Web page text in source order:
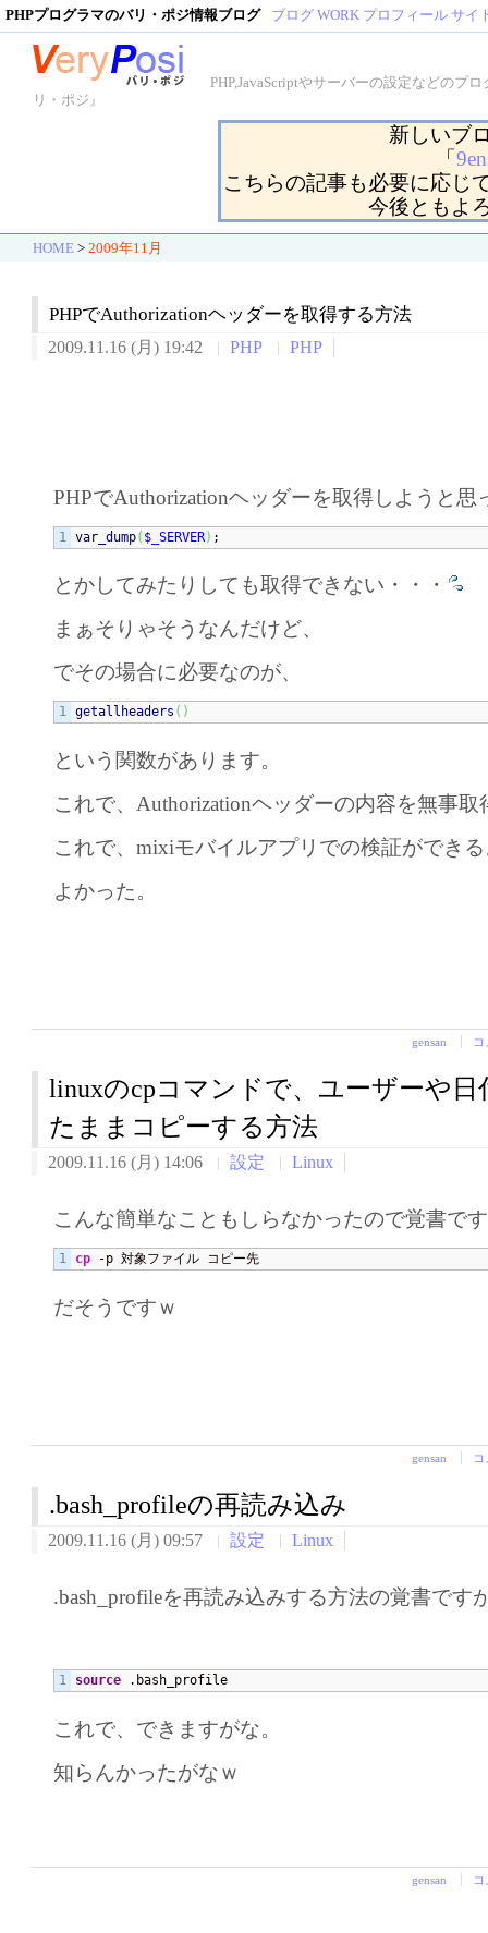
PHPプログラマのバリ・ポジ情報ブログ ブログ WORK プロフィール サイ
PHP,JavaScriptやサーバーの設定などのプ
リ・ポジ』
新しいブ
「
こちらの記事も必要に応じ
今後ともよ
HOME > 2009年11月
PHPでAuthorizationヘッダーを取得する方法
2009.11.16 (月) 19:42 PHP PHP
PHPでAuthorizationヘッダーを取得しようと思
var_dump( $_SERVER) ;
とかしてみたりしても取得できない・・・
まぁそりゃそうなんだけど、
でその場合に必要なのが、
getallheaders ( )
という関数があります。
これで、Authorizationヘッダーの内容を無事取
これで、mixiモバイルアプリでの検証ができ
よかった。
gensan
linuxのcpコマンドで、ユーザーや
たままコピーする方法
2009.11.16 (月) 14:06 設定 Linux
こんな簡単なこともしらなかったので覚書です
cp -p 対象ファイル コピー先
だそうですｗ
gensan
.bash_profileの再読み込み
2009.11.16 (月) 09:57 設定 Linux
.bash_profileを再読み込みする方法の覚書です
source .bash_profile
これで、できますがな。
知らんかったがなｗ
gensan